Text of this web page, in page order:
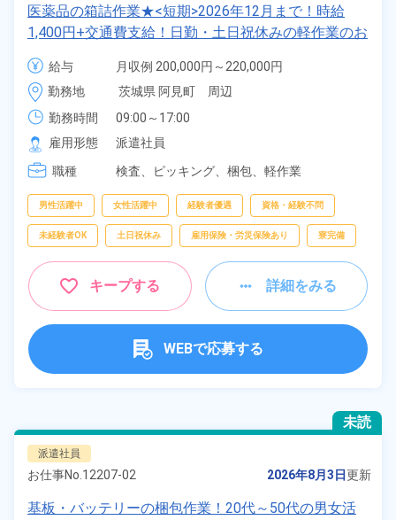
医薬品の箱詰作業★<短期>2026年12月まで！時給
1,400円+交通費支給！日勤・土日祝休みの軽作業のお
仕事！20代～50代まで男女活躍中！友人同士・カッ
プル応募OK！マイカー・バイク・自転車OK！日払い
制度あり！《茨城県稲敷郡阿見町》
給与
月収例 200,000円～220,000円
時給 1,400円～1,400円
勤務地
茨城県 阿見町　周辺
勤務時間
09:00～17:00
雇用形態
派遣社員
職種
検査、 ピッキング、 梱包、 軽作業
男性活躍中 女性活躍中 経験者優遇 資格・経験不問
未経験者OK 土日祝休み 雇用保険・労災保険あり 寮完備
キープする 詳細をみる
WEBで応募する
未読
派遣社員
お仕事No. 12207-02 2026年8月3日更新
基板・バッテリーの梱包作業！20代～50代の男女活